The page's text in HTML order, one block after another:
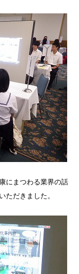
にまつわる業界の話
ただきました。